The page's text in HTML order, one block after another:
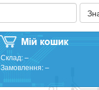
Склад:–
Замовлення:–